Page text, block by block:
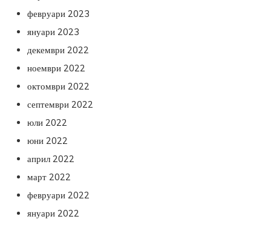
февруари 2023
януари 2023
декември 2022
ноември 2022
октомври 2022
септември 2022
юли 2022
юни 2022
април 2022
март 2022
февруари 2022
януари 2022